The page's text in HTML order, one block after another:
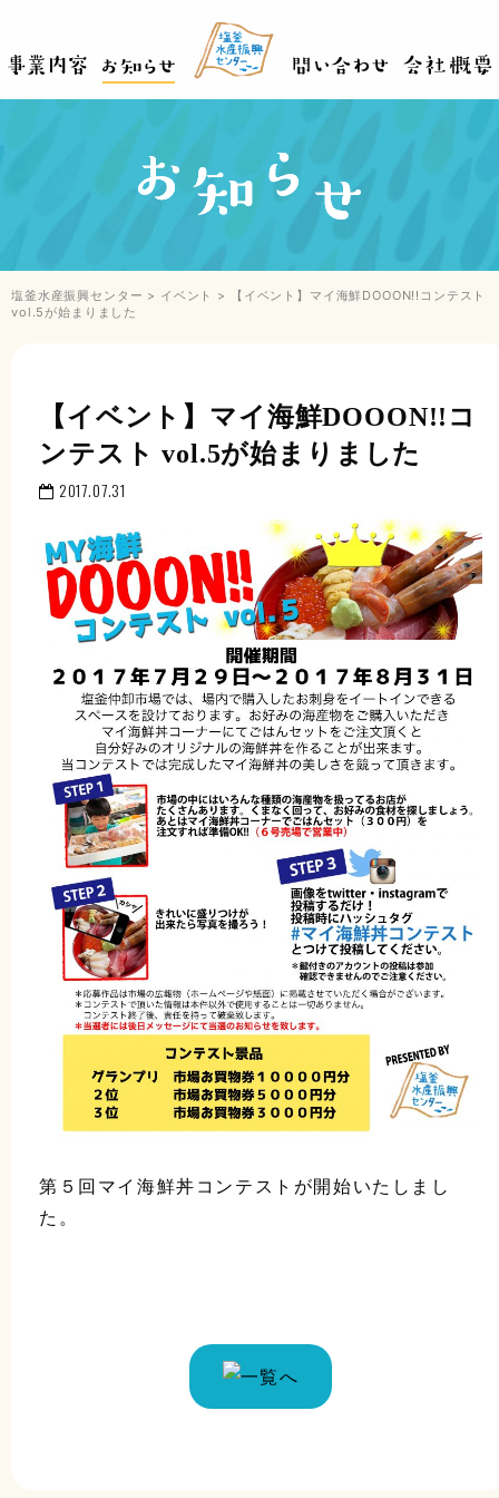
塩釜水産振興センター > イベント >
【イベント】マイ海鮮DOOON!!コンテスト
vol.5が始まりました
【イベント】マイ海鮮DOOON!!コ
ンテスト vol.5が始まりました
2017.07.31
第５回マイ海鮮丼コンテストが開始いたしまし
た。